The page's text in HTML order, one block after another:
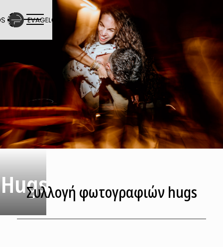
HugsΣυλλογή φωτογραφιών hugs